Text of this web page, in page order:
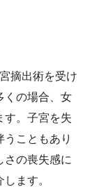
摘出術を受け
くの場合、女
す。子宮を失
こともあり
さの喪失感に
ます。